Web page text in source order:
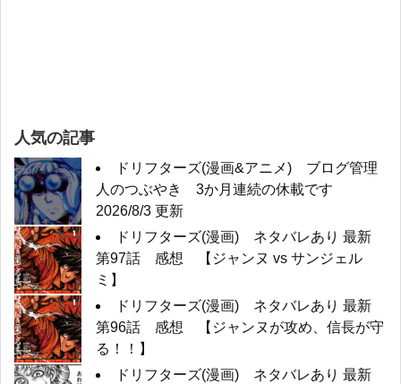
人気の記事
ドリフターズ(漫画&アニメ) ブログ管理
人のつぶやき 3か月連続の休載です
2026/8/3 更新
ドリフターズ(漫画) ネタバレあり 最新
第97話 感想 【ジャンヌ vs サンジェル
ミ】
ドリフターズ(漫画) ネタバレあり 最新
第96話 感想 【ジャンヌが攻め、信長が守
る！！】
ドリフターズ(漫画) ネタバレあり 最新